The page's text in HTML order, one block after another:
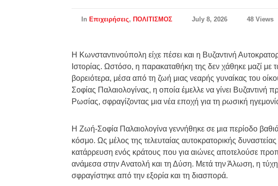
In Επιχειρήσεις, ΠΟΛΙΤΙΣΜΟΣ July 8, 2026 48 Views
Η Κωνσταντινούπολη είχε πέσει και η Βυζαντινή
Ιστορίας. Ωστόσο, η παρακαταθήκη της δεν χάθηκε μαζί με
βορειότερα, μέσα από τη ζωή μιας νεαρής γυναίκας του
Σοφίας Παλαιολογίνας, η οποία έμελλε να γίνει Βυζαντινή
Ρωσίας, σφραγίζοντας μια νέα εποχή για τη ρωσική
Η Ζωή-Σοφία Παλαιολογίνα γεννήθηκε σε μια περίοδο
κόσμο. Ως μέλος της τελευταίας αυτοκρατορικής
κατάρρευση ενός κράτους που για αιώνες αποτελούσε
ανάμεσα στην Ανατολή και τη Δύση. Μετά την Άλωση, η
σφραγίστηκε από την εξορία και τη διασπορά.